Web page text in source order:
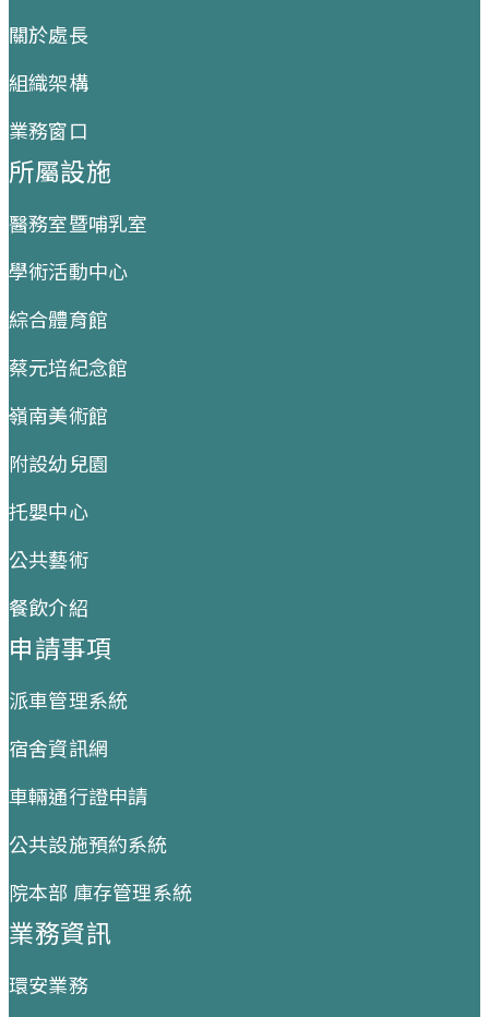
關於處長
組織架構
業務窗口
所屬設施
醫務室暨哺乳室
學術活動中心
綜合體育館
蔡元培紀念館
嶺南美術館
附設幼兒園
托嬰中心
公共藝術
餐飲介紹
申請事項
派車管理系統
宿舍資訊網
車輛通行證申請
公共設施預約系統
院本部 庫存管理系統
業務資訊
環安業務